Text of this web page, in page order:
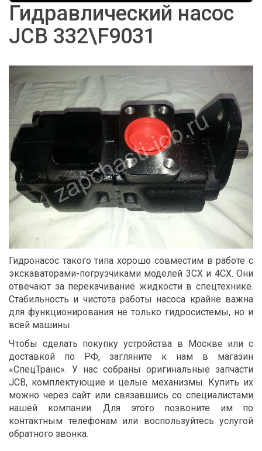
Гидравлический насос
JCB 332\F9031
Гидронасос такого типа хорошо совместим в работе с
экскаваторами-погрузчиками моделей 3CX и 4CX. Они
отвечают за перекачивание жидкости в спецтехнике.
Стабильность и чистота работы насоса крайне важна
для функционирования не только гидросистемы, но и
всей машины.
Чтобы сделать покупку устройства в Москве или с
доставкой по РФ, загляните к нам в магазин
«СпецТранс». У нас собраны оригинальные запчасти
JCB, комплектующие и целые механизмы. Купить их
можно через сайт или связавшись со специалистами
нашей компании. Для этого позвоните им по
контактным телефонам или воспользуйтесь услугой
обратного звонка.